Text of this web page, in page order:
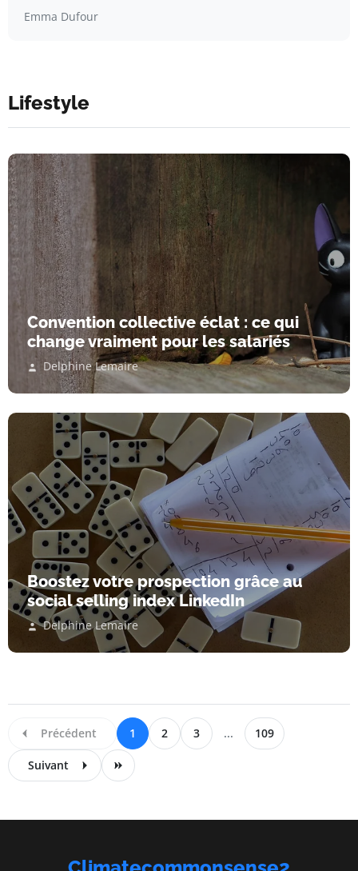
Emma Dufour
Lifestyle
Convention collective éclat : ce qui
change vraiment pour les salariés
Delphine Lemaire
Boostez votre prospection grâce au
social selling index LinkedIn
Delphine Lemaire
Précédent 1 2 3 ... 109
Suivant